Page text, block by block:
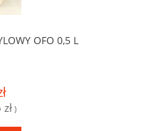
OFO 0,5 L
)